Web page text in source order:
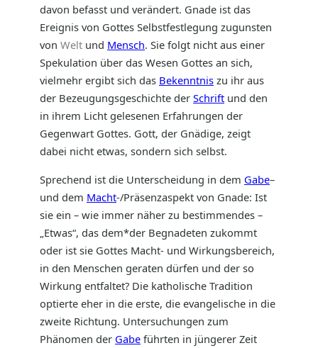
davon befasst und verändert. Gnade ist das
Ereignis von Gottes Selbstfestlegung zugunsten
von Welt und Mensch. Sie folgt nicht aus einer
Spekulation über das Wesen Gottes an sich,
vielmehr ergibt sich das Bekenntnis zu ihr aus
der Bezeugungsgeschichte der Schrift und den
in ihrem Licht gelesenen Erfahrungen der
Gegenwart Gottes. Gott, der Gnädige, zeigt
dabei nicht etwas, sondern sich selbst.
Sprechend ist die Unterscheidung in dem Gabe–
und dem Macht-/Präsenzaspekt von Gnade: Ist
sie ein – wie immer näher zu bestimmendes –
„Etwas“, das dem*der Begnadeten zukommt
oder ist sie Gottes Macht- und Wirkungsbereich,
in den Menschen geraten dürfen und der so
Wirkung entfaltet? Die katholische Tradition
optierte eher in die erste, die evangelische in die
zweite Richtung. Untersuchungen zum
Phänomen der Gabe führten in jüngerer Zeit